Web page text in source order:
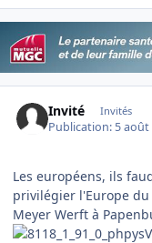
Invité Invités
Publication: 5 août
Les européens, ils
privilégier l'Europe
Meyer Werft à